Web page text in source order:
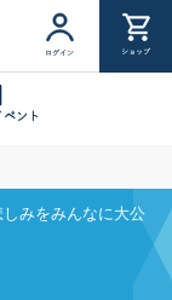
ログイン ショップ
ント
みをみんなに大公